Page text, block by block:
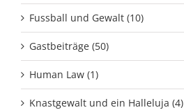
Fussball und Gewalt (10)
Gastbeiträge (50)
Human Law (1)
Knastgewalt und ein Halleluja (4)